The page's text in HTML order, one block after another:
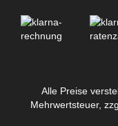
Alle Preise
Mehrwertsteuer,